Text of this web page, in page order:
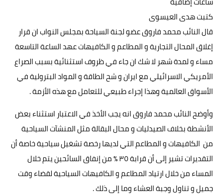
خدمات
الصحه والجمال
فن المطبخ
مقالات
كتبت هدى العيسوى
قال النائب محمد فاروق عضو لجنة السياحة بمجلس النواب ان قرار
إغلاق المحال التجارية و المطاعم و الكافيهات عهد الساعة التاسعة
مساء و لمدة شهر لا شك ان جاء في ظروف استثنائية بسبب الصراع
الأمريكي الاسرائيلي مع ايران و شح الطاقة و المواد البترولية في
الأسواق العالمية وهذا إجراء طبيعي للتعامل مع هذه الأزمة .
وأوضح النائب محمد فاروق انه يجب الأخذ في الاعتبار استثناء بعض
الأنشطة بخلاف الصيدليات و محال البقالة مثل المنشآت السياحية
من الكافيهات و المطاعم التي لديها رخصة تشغيل سياحية خاصة أن
التقديرات تشير إلى أن قرابة ٣٥ ٪؜ من إنفاق السائحين يتم خلال
المساء من خلال ارتياد المطاعم و الكافيهات السياحية لقضاء وقت
جميل و تناول وجبة العشاء وما إلى ذلك .